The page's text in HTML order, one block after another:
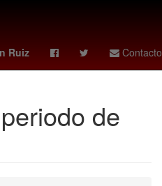
Ruiz Contacto
26 de julio
de